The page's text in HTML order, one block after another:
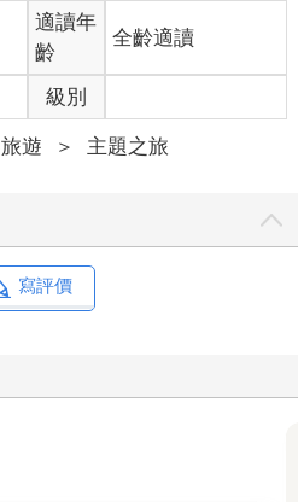
，不過，一到中午吃飯時間，他
原來每天晚上他都奔馳在網路
識。他有個自己的網站，進入此
道攝影圖片與鐵道錄影帶。從這
帶有懷舊的情緒，C君的收藏中
，竟然還包括早年反共復國電視
鐵道VCD給我，原來他也在網路上
小賺了一筆，e世代的鐵道迷果真
著，影響之大，連C君都承認H君
適讀年
齡
全齡適讀
級別
遊 ＞ 主題之旅
寫評價